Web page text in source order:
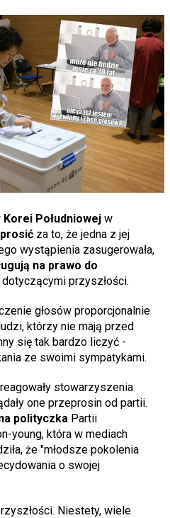
Korei Południowej w
za to, że jedna z jej
wystąpienia zasugerowała,
na prawo do
przyszłości.
głosów proporcjonalnie
którzy nie mają przed
się tak bardzo liczyć -
ze swoimi sympatykami.
stowarzyszenia
one przeprosin od partii.
polityczka Partii
young, która w mediach
że "młodsze pokolenia
o swojej
Niestety, wiele